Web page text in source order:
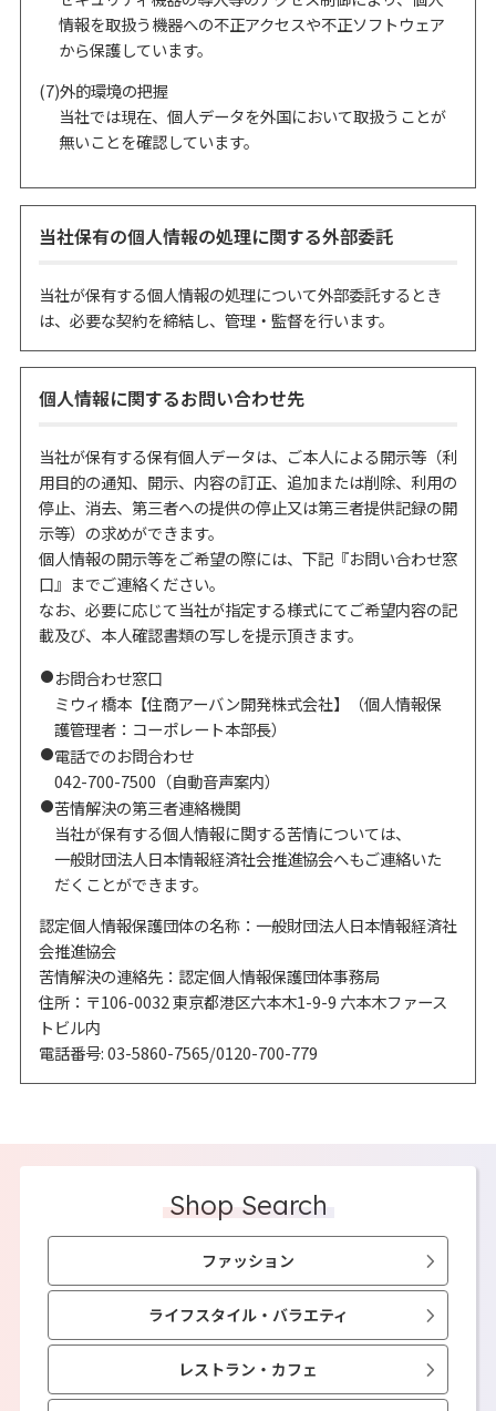
情報を取扱う機器への不正アクセスや不正ソフトウェア
から保護しています。
(7)外的環境の把握
当社では現在、個人データを外国において取扱うことが
無いことを確認しています。
当社保有の個人情報の処理に関する外部委託
当社が保有する個人情報の処理について外部委託するとき
は、必要な契約を締結し、管理・監督を行います。
個人情報に関するお問い合わせ先
当社が保有する保有個人データは、ご本人による開示等（利
用目的の通知、開示、内容の訂正、追加または削除、利用の
停止、消去、第三者への提供の停止又は第三者提供記録の開
示等）の求めができます。
個人情報の開示等をご希望の際には、下記『お問い合わせ窓
口』までご連絡ください。
なお、必要に応じて当社が指定する様式にてご希望内容の記
載及び、本人確認書類の写しを提示頂きます。
お問合わせ窓口
ミウィ橋本【住商アーバン開発株式会社】（個人情報保
護管理者：コーポレート本部長）
電話でのお問合わせ
042-700-7500（自動音声案内）
苦情解決の第三者連絡機関
当社が保有する個人情報に関する苦情については、
一般財団法人日本情報経済社会推進協会へもご連絡いた
だくことができます。
認定個人情報保護団体の名称：一般財団法人日本情報経済社
会推進協会
苦情解決の連絡先：認定個人情報保護団体事務局
住所：〒106-0032 東京都港区六本木1-9-9 六本木ファース
トビル内
電話番号: 03-5860-7565/0120-700-779
Shop Search
ファッション
ライフスタイル・バラエティ
レストラン・カフェ